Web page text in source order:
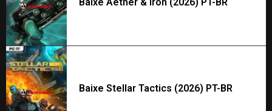
Baixe Stellar Tactics (2026) PT-BR